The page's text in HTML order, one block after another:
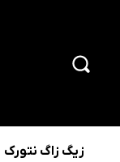
زیگ زاگ نتورک